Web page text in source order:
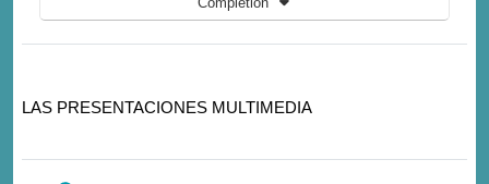
LAS PRESENTACIONES MULTIMEDIA